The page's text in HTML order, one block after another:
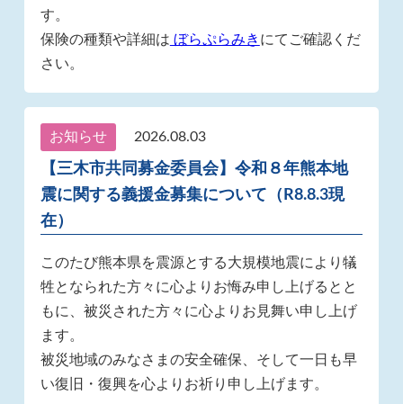
す。
保険の種類や詳細は ぼらぷらみき にてご確認くだ
さい。
お知らせ 2026.08.03
【三木市共同募金委員会】令和８年熊本地
震に関する義援金募集について（R8.8.3現
在）
このたび熊本県を震源とする大規模地震により犠
牲となられた方々に心よりお悔み申し上げるとと
もに、被災された方々に心よりお見舞い申し上げ
ます。
被災地域のみなさまの安全確保、そして一日も早
い復旧・復興を心よりお祈り申し上げます。